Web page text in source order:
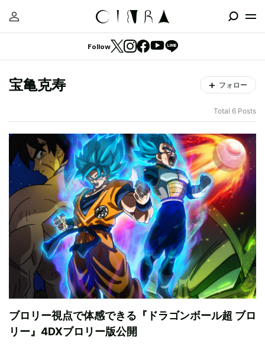
Follow
宝亀克寿 フォロー
Total 6 Posts
ブロリー視点で体感できる『ドラゴンボール超 ブロ
リー』4DXブロリー版公開